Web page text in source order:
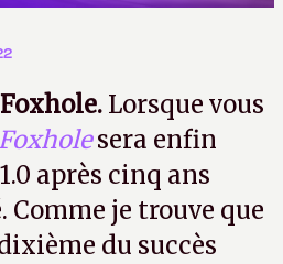
Lorsque vous
Foxholesera enfin
après cinq ans
Comme je trouve que
du succès